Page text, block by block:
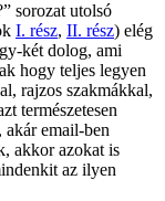
sorozat utolsó
I. rész, II. rész) elég
két dolog, ami
hogy teljes legyen
rajzos szakmákkal,
természetesen
akár email-ben
akkor azokat is
az ilyen